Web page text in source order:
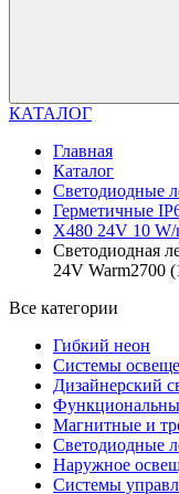
КАТАЛОГ
Главная
Каталог
Светодиодные
Герметичные
X480 24V 10 W/
Светодиодная
24V Warm2700
Все категории
Гибкий неон
Системы
Дизайнерский
Магнитные и
Светодиодные
Наружное
Системы